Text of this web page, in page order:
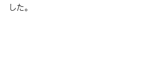
した。